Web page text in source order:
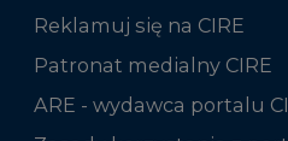
Reklamuj się na CIRE
Patronat medialny CIRE
ARE - wydawca portalu